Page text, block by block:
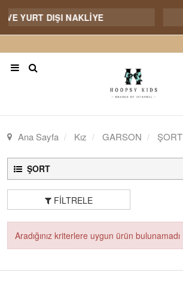
VE YURT DIŞI NAKLİYE
Ana Sayfa Kız GARSON ŞORT
ŞORT
FILTRELE
Aradığınız kriterlere uygun ürün bulunamadı